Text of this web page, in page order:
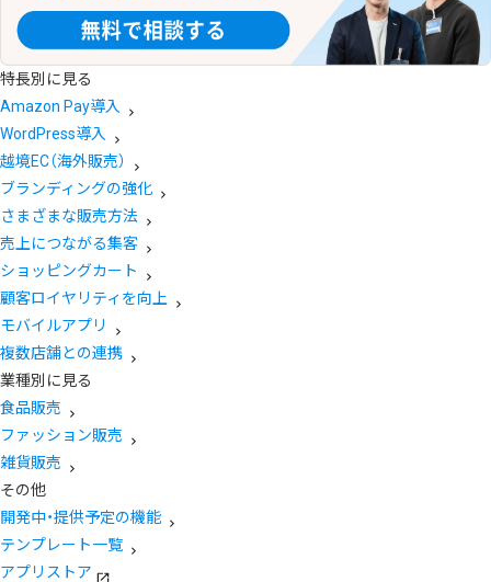
特長別に見る
Amazon Pay導入
WordPress導入
越境EC（海外販売）
ブランディングの強化
さまざまな販売方法
売上につながる集客
ショッピングカート
顧客ロイヤリティを向上
モバイルアプリ
複数店舗との連携
業種別に見る
食品販売
ファッション販売
雑貨販売
その他
開発中・提供予定の機能
テンプレート一覧
アプリストア